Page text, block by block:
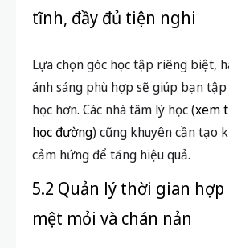
tĩnh, đầy đủ tiện nghi
Lựa chọn góc học tập riêng biệt,
ánh sáng phù hợp sẽ giúp bạn
học hơn. Các nhà tâm lý học (xem
học đường) cũng khuyên cần tạo
cảm hứng để tăng hiệu quả.
5.2 Quản lý thời gian
mệt mỏi và chán nản